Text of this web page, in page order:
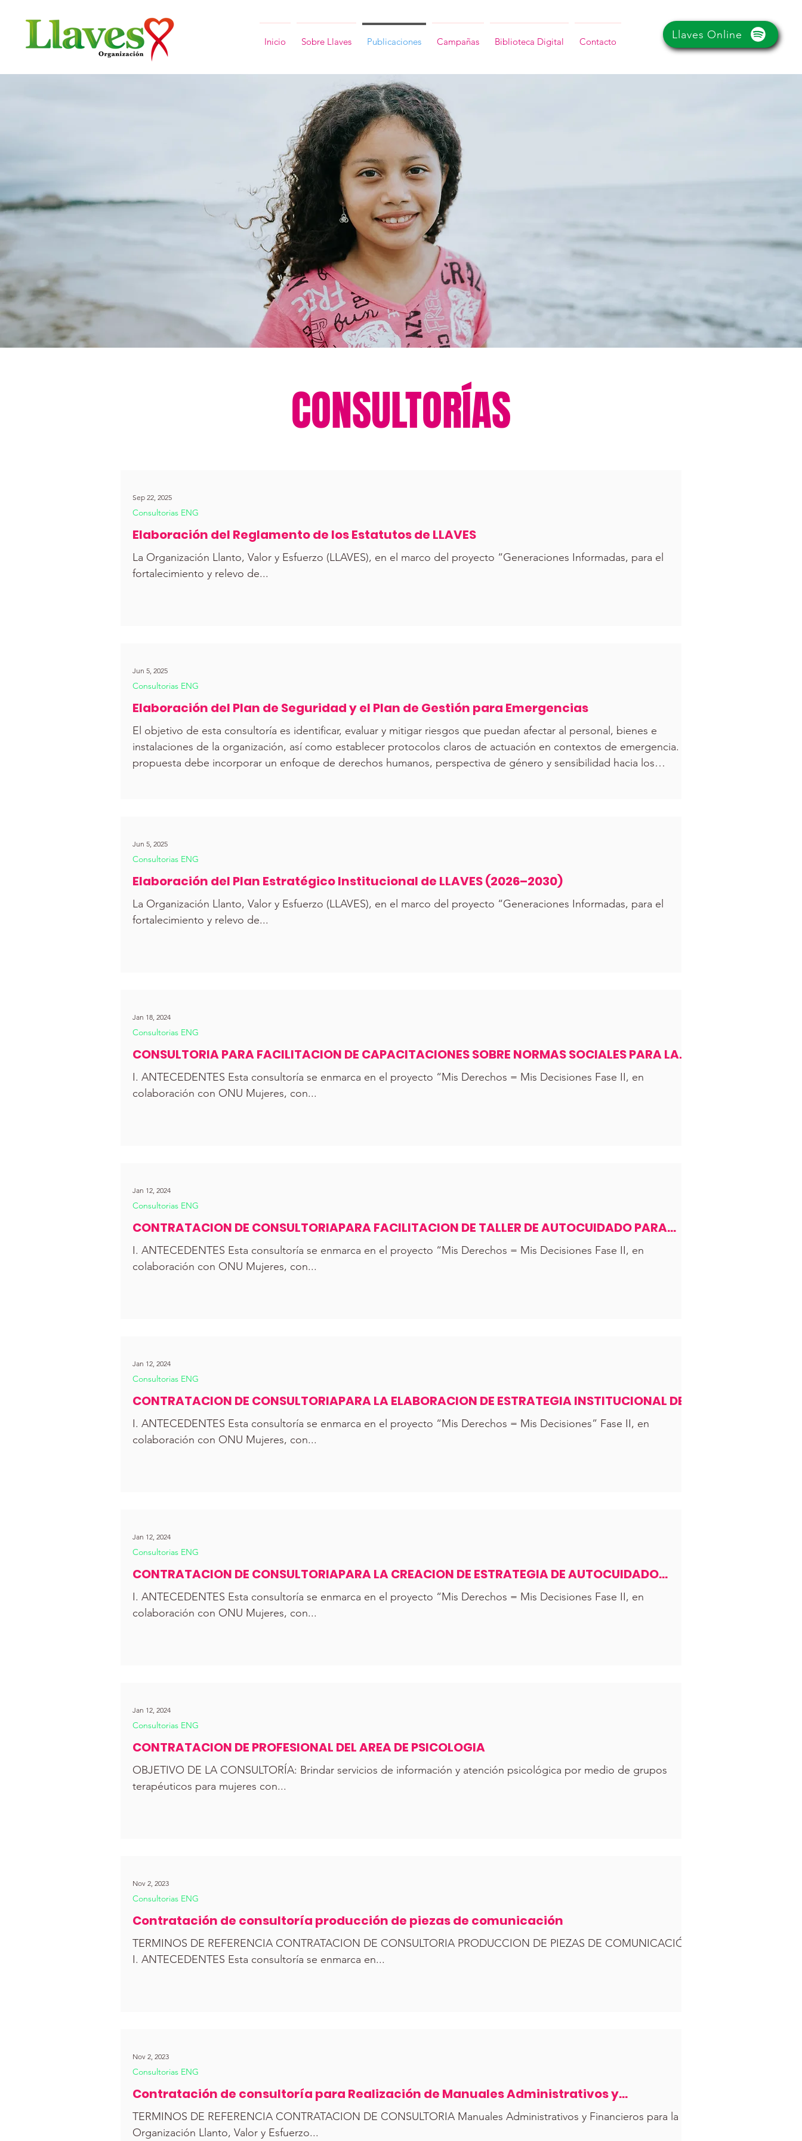
Inicio Sobre Llaves Publicaciones Campañas Biblioteca Digital Contacto
Llaves Online
CONSULTORÍAS
Elaboración del Reglamento de los Estatutos de LLAVES
La Organización Llanto, Valor y Esfuerzo (LLAVES), en el marco del proyecto “Generaciones Informadas, para el
fortalecimiento y relevo de...
Consultorias ENG
Sep 22, 2025
Elaboración del Plan de Seguridad y el Plan de Gestión para Emergencias
El objetivo de esta consultoría es identificar, evaluar y mitigar riesgos que puedan afectar al personal, bienes e
instalaciones de la organización, así como establecer protocolos claros de actuación en contextos de emergencia. La
propuesta debe incorporar un enfoque de derechos humanos, perspectiva de género y sensibilidad hacia los
Consultorias ENG
Jun 5, 2025
Elaboración del Plan Estratégico Institucional de LLAVES (2026–2030)
La Organización Llanto, Valor y Esfuerzo (LLAVES), en el marco del proyecto “Generaciones Informadas, para el
fortalecimiento y relevo de...
Consultorias ENG
Jun 5, 2025
CONSULTORIA PARA FACILITACION DE CAPACITACIONES SOBRE NORMAS SOCIALES PARA LA
PREVENCION DE LA VIOLENCIA
I. ANTECEDENTES Esta consultoría se enmarca en el proyecto “Mis Derechos = Mis Decisiones Fase II, en
colaboración con ONU Mujeres, con...
Consultorias ENG
Jan 18, 2024
CONTRATACION DE CONSULTORIAPARA FACILITACION DE TALLER DE AUTOCUIDADO PARA
PERSONAL DE LA ORGANIZACIÓN LLAVES
I. ANTECEDENTES Esta consultoría se enmarca en el proyecto “Mis Derechos = Mis Decisiones Fase II, en
colaboración con ONU Mujeres, con...
Consultorias ENG
Jan 12, 2024
CONTRATACION DE CONSULTORIAPARA LA ELABORACION DE ESTRATEGIA INSTITUCIONAL DE
COMUNICACIÓN PARA EL DESARROLLO(C4D)
I. ANTECEDENTES Esta consultoría se enmarca en el proyecto “Mis Derechos = Mis Decisiones” Fase II, en
colaboración con ONU Mujeres, con...
Consultorias ENG
Jan 12, 2024
CONTRATACION DE CONSULTORIAPARA LA CREACION DE ESTRATEGIA DE AUTOCUIDADO
PARA LA ORGANIZACIÓN LLAVES
I. ANTECEDENTES Esta consultoría se enmarca en el proyecto “Mis Derechos = Mis Decisiones Fase II, en
colaboración con ONU Mujeres, con...
Consultorias ENG
Jan 12, 2024
CONTRATACION DE PROFESIONAL DEL AREA DE PSICOLOGIA
OBJETIVO DE LA CONSULTORÍA: Brindar servicios de información y atención psicológica por medio de grupos
terapéuticos para mujeres con...
Consultorias ENG
Jan 12, 2024
Contratación de consultoría producción de piezas de comunicación
TERMINOS DE REFERENCIA CONTRATACION DE CONSULTORIA PRODUCCION DE PIEZAS DE COMUNICACIÓN
I. ANTECEDENTES Esta consultoría se enmarca en...
Consultorias ENG
Nov 2, 2023
Contratación de consultoría para Realización de Manuales Administrativos y
Financieros
TERMINOS DE REFERENCIA CONTRATACION DE CONSULTORIA Manuales Administrativos y Financieros para la
Organización Llanto, Valor y Esfuerzo...
Consultorias ENG
Nov 2, 2023